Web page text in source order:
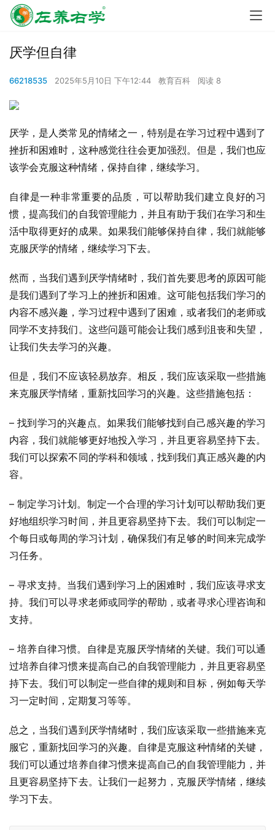
厌学但自律
66218535 2025年5月10日 下午12:44 教育百科 阅读 8
厌学，是人类常见的情绪之一，特别是在学习过程中遇到了
挫折和困难时，这种感觉往往会更加强烈。但是，我们也应
该学会克服这种情绪，保持自律，继续学习。
自律是一种非常重要的品质，可以帮助我们建立良好的习
惯，提高我们的自我管理能力，并且有助于我们在学习和生
活中取得更好的成果。如果我们能够保持自律，我们就能够
克服厌学的情绪，继续学习下去。
然而，当我们遇到厌学情绪时，我们首先要思考的原因可能
是我们遇到了学习上的挫折和困难。这可能包括我们学习的
内容不感兴趣，学习过程中遇到了困难，或者我们的老师或
同学不支持我们。这些问题可能会让我们感到沮丧和失望，
让我们失去学习的兴趣。
但是，我们不应该轻易放弃。相反，我们应该采取一些措施
来克服厌学情绪，重新找回学习的兴趣。这些措施包括：
– 找到学习的兴趣点。如果我们能够找到自己感兴趣的学习
内容，我们就能够更好地投入学习，并且更容易坚持下去。
我们可以探索不同的学科和领域，找到我们真正感兴趣的内
容。
– 制定学习计划。制定一个合理的学习计划可以帮助我们更
好地组织学习时间，并且更容易坚持下去。我们可以制定一
个每日或每周的学习计划，确保我们有足够的时间来完成学
习任务。
– 寻求支持。当我们遇到学习上的困难时，我们应该寻求支
持。我们可以寻求老师或同学的帮助，或者寻求心理咨询和
支持。
– 培养自律习惯。自律是克服厌学情绪的关键。我们可以通
过培养自律习惯来提高自己的自我管理能力，并且更容易坚
持下去。我们可以制定一些自律的规则和目标，例如每天学
习一定时间，定期复习等等。
总之，当我们遇到厌学情绪时，我们应该采取一些措施来克
服它，重新找回学习的兴趣。自律是克服这种情绪的关键，
我们可以通过培养自律习惯来提高自己的自我管理能力，并
且更容易坚持下去。让我们一起努力，克服厌学情绪，继续
学习下去。